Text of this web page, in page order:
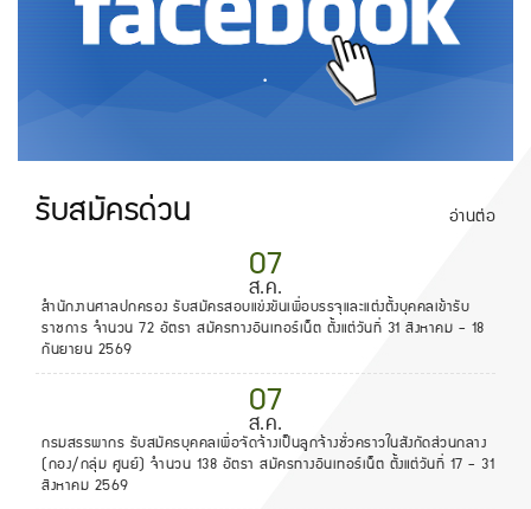
.
รับสมัครด่วน อ่านต่อ
07
ส.ค.
สำนักงานศาลปกครอง รับสมัครสอบแข่งขันเพื่อบรรจุและแต่งตั้งบุคคลเข้ารับ
ราชการ จำนวน 72 อัตรา สมัครทางอินเทอร์เน็ต ตั้งแต่วันที่ 31 สิงหาคม - 18
กันยายน 2569
07
ส.ค.
กรมสรรพากร รับสมัครบุคคลเพื่อจัดจ้างเป็นลูกจ้างชั่วคราวในสังกัดส่วนกลาง
(กอง/กลุ่ม ศูนย์) จำนวน 138 อัตรา สมัครทางอินเทอร์เน็ต ตั้งแต่วันที่ 17 - 31
สิงหาคม 2569